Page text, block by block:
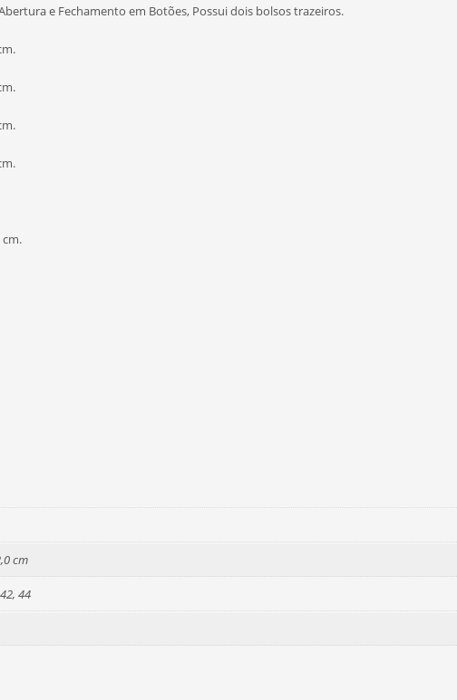
e Fechamento em Botões, Possui dois bolsos trazeiros.
cm
44